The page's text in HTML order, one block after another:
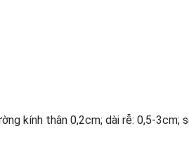
kính thân 0,2cm; dài rễ: 0,5-3cm;